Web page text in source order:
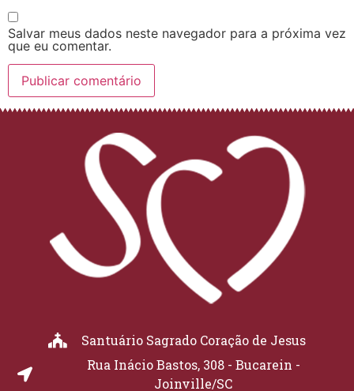
Salvar meus dados neste navegador para a próxima vez
que eu comentar.
Santuário Sagrado Coração de Jesus
Rua Inácio Bastos, 308 - Bucarein -
Joinville/SC